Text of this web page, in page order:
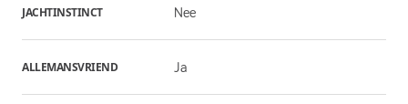
JACHTINSTINCT Nee
ALLEMANSVRIEND Ja